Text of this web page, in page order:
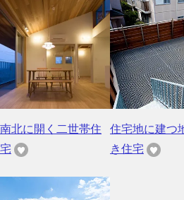
南北に開く二世帯住
宅
住宅地に建つ
き住宅